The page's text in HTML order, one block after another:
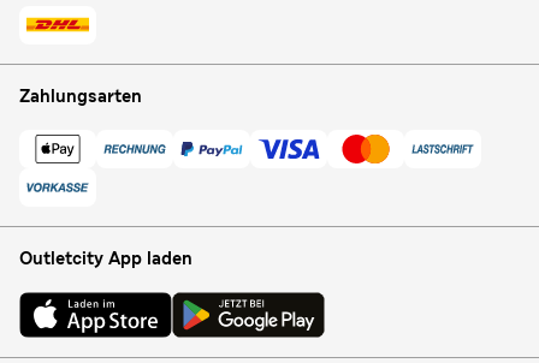
Zahlungsarten
Outletcity App laden